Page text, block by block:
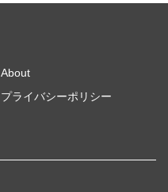
About
プライバシーポリシー